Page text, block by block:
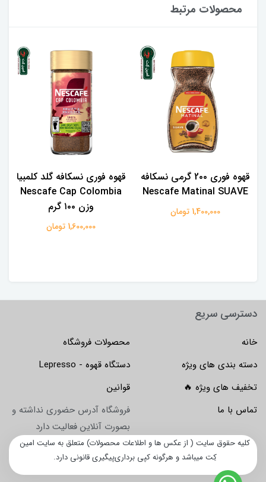
محصولات مرتبط
قهوه فوری 2۰۰ گرمی نسکافه
Nescafe Matinal SUAVE
1,400,000 تومان
قهوه فوری نسکافه گلد کلمبیا
Nescafe Cap Colombia
وزن ۱۰۰ گرم
1,600,000 تومان
دسترسی سریع
خانه
محصولات فروشگاه
دسته بندی های ویژه
دستگاه قهوه - Lepresso
تخفیف های ویژه 🔥
قوانین
تماس با ما
فروشگاه آدرس حضوری نداشته و
بصورت آنلاین فعالیت دارد
کلیه حقوق سایت ( از عکس ها و اطلاعات محصولات) متعلق به سایت امین
کِت میباشد و هرگونه کپی برداری‌پیگیری قانونی دارد.